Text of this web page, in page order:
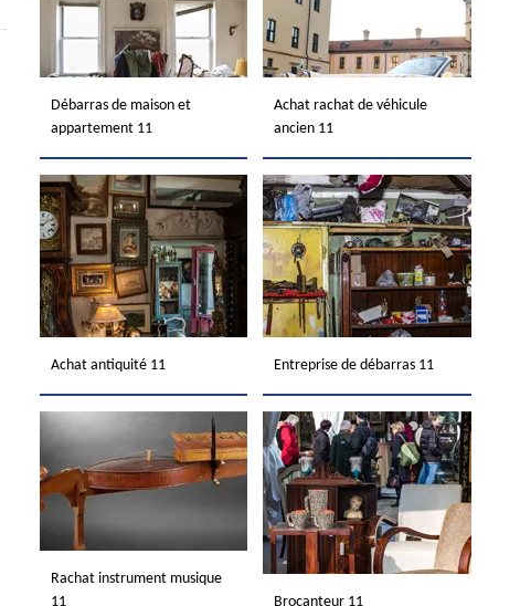
Débarras de maison et
appartement 11
Achat rachat de véhicule
ancien 11
Achat antiquité 11 Entreprise de débarras 11
Rachat instrument musique
11
Brocanteur 11